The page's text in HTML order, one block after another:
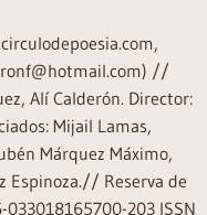
//
Alí Calderón. Director:
Mijail Lamas,
Márquez Máximo,
Espinoza.// Reserva de
203 ISSN